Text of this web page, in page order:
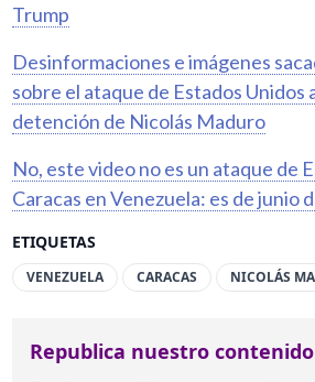
ETIQUETAS
VENEZUELA CARACAS NICOLÁS
Trump
Desinformaciones e imágenes
sobre el ataque de Estados Unidos
detención de Nicolás Maduro
No, este video no es un ataque de
Caracas en Venezuela: es de junio
Republica nuestro contenido